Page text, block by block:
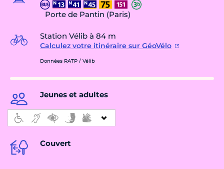
Porte de Pantin (Paris)
Station Vélib à 84 m
Calculez votre itinéraire sur GéoVélo
Données RATP / Vélib
Jeunes et adultes
Couvert